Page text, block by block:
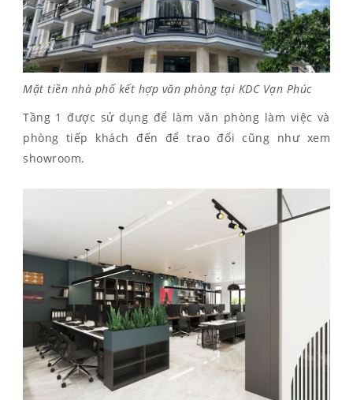
Mặt tiền nhà phố kết hợp văn phòng tại KDC Vạn Phúc
Tầng 1 được sử dụng để làm văn phòng làm việc và
phòng tiếp khách đến để trao đổi cũng như xem
showroom.